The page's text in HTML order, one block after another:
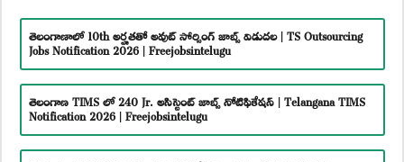
తెలంగాణాలో 10th అర్హతతో అవుట్ సోర్సింగ్ జాబ్స్ విడుదల | TS Outsourcing
Jobs Notification 2026 | Freejobsintelugu
తెలంగాణ TIMS లో 240 Jr. అసిస్టెంట్ జాబ్స్ నోటిఫికేషన్ | Telangana TIMS
Notification 2026 | Freejobsintelugu